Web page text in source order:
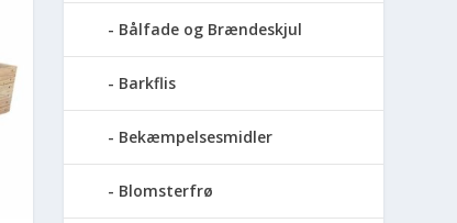
Bålfade og Brændeskjul
Barkflis
Bekæmpelsesmidler
Blomsterfrø